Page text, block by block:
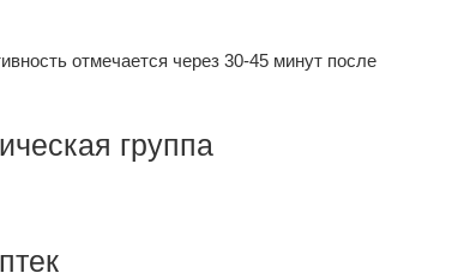
отмечается через 30-45 минут после
группа